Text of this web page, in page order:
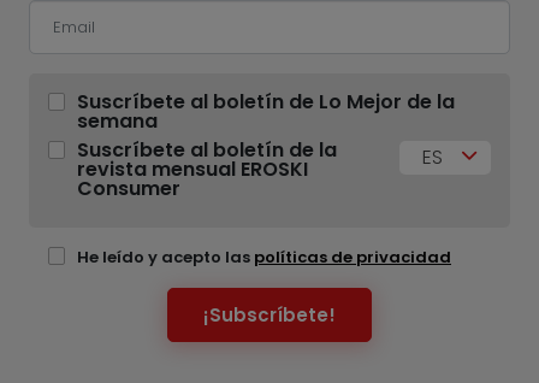
Suscríbete al boletín de Lo Mejor de la
semana
Suscríbete al boletín de la
revista mensual EROSKI
Consumer
ES
He leído y acepto las políticas de privacidad
¡Subscríbete!